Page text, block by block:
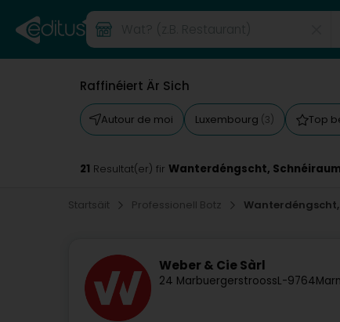
Raffinéiert Är Sich
Autour de moi Luxembourg (3) Top
21 Resultat(er) fir Wanterdéngscht,
Startsäit Professionell Botz
Weber & Cie Sàrl
24 MarbuergerstroossL-9764